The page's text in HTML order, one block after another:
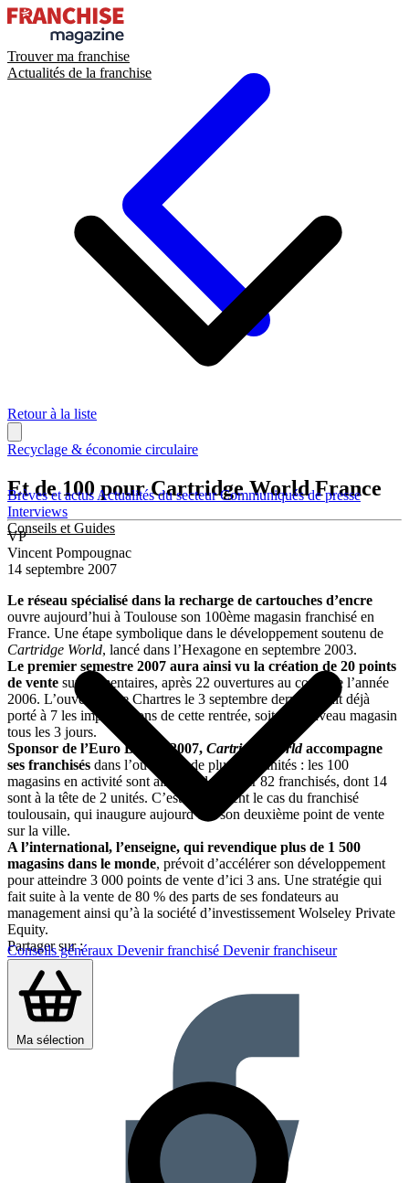
Trouver ma franchise
Actualités de la franchise
Brèves et actus Actualités du secteurCommuniqués de presse
Interviews
Conseils et Guides
Conseils généraux Devenir franchisé Devenir franchiseur
Ma sélection
Retour à la liste
Recyclage & économie circulaire
Et de 100 pour Cartridge World France
VP
Vincent Pompougnac
14 septembre 2007
Le réseau spécialisé dans la recharge de cartouches d’encre
ouvre aujourd’hui à Toulouse son 100ème magasin franchisé en
France. Une étape symbolique dans le développement soutenu de
Cartridge World, lancé dans l’Hexagone en septembre 2003.
Le premier semestre 2007 aura ainsi vu la création de 20 points
de vente supplémentaires, après 22 ouvertures au cours de l’année
2006. L’ouverture de Chartres le 3 septembre dernier avait déjà
porté à 7 les implantations de cette rentrée, soit un nouveau magasin
tous les 3 jours.
Sponsor de l’Euro Basket 2007, Cartridge Worldaccompagne
ses franchisés dans l’ouverture de plusieurs unités : les 100
magasins en activité sont ainsi exploités par 82 franchisés, dont 14
sont à la tête de 2 unités. C’est notamment le cas du franchisé
toulousain, qui inaugure aujourd’hui son deuxième point de vente
sur la ville.
A l’international, l’enseigne, qui revendique plus de 1 500
magasins dans le monde, prévoit d’accélérer son développement
pour atteindre 3 000 points de vente d’ici 3 ans. Une stratégie qui
fait suite à la vente de 80 % des parts de ses fondateurs au
management ainsi qu’à la société d’investissement Wolseley Private
Equity.
Partager sur :